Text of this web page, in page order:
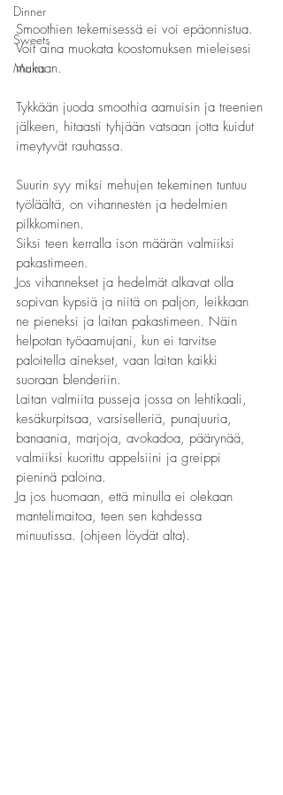
Dinner
Sweets
Mains
Smoothien tekemisessä ei voi epäonnistua.
Voit aina muokata koostomuksen mieleisesi
mukaan.
Tykkään juoda smoothia aamuisin ja treenien
jälkeen, hitaasti tyhjään vatsaan jotta kuidut
imeytyvät rauhassa.
Suurin syy miksi mehujen tekeminen tuntuu
työläältä, on vihannesten ja hedelmien
pilkkominen.
Siksi teen kerralla ison määrän valmiiksi
pakastimeen.
Jos vihannekset ja hedelmät alkavat olla
sopivan kypsiä ja niitä on paljon, leikkaan
ne pieneksi ja laitan pakastimeen. Näin
helpotan työaamujani, kun ei tarvitse
paloitella ainekset, vaan laitan kaikki
suoraan blenderiin.
Laitan valmiita pusseja jossa on lehtikaali,
kesäkurpitsaa, varsiselleriä, punajuuria,
banaania, marjoja, avokadoa, päärynää,
valmiiksi kuorittu appelsiini ja greippi
pieninä paloina.
Ja jos huomaan, että minulla ei olekaan
mantelimaitoa, teen sen kahdessa
minuutissa. (ohjeen löydät alta).